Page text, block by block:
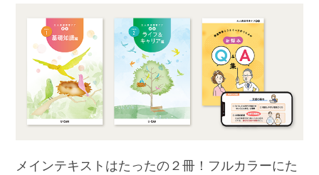
メインテキストはたったの２冊！フルカラーにた